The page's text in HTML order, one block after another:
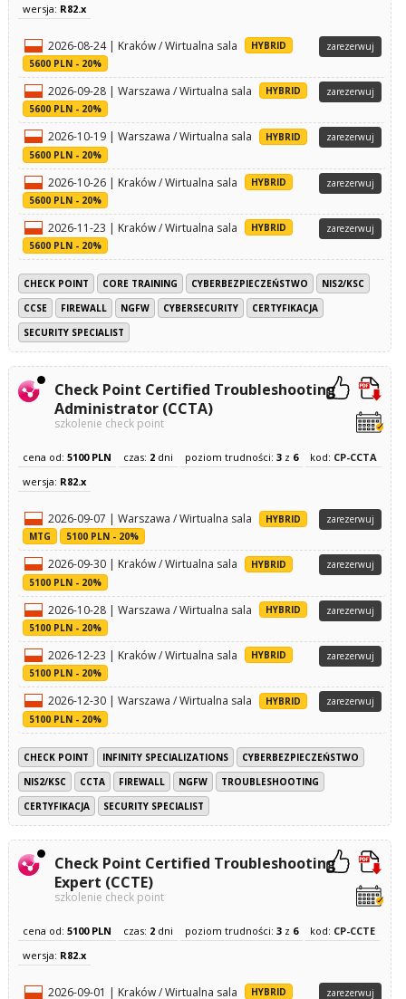
wersja: R82.x
2026-08-24 | Kraków / Wirtualna sala
HYBRID
5600 PLN - 20%
zarezerwuj
2026-09-28 | Warszawa / Wirtualna sala
HYBRID
5600 PLN - 20%
zarezerwuj
2026-10-19 | Warszawa / Wirtualna sala
HYBRID
5600 PLN - 20%
zarezerwuj
2026-10-26 | Kraków / Wirtualna sala
HYBRID
5600 PLN - 20%
zarezerwuj
2026-11-23 | Kraków / Wirtualna sala
HYBRID
5600 PLN - 20%
zarezerwuj
CHECK POINT CORE TRAINING CYBERBEZPIECZEŃSTWO
NIS2/KSC
CCSE
FIREWALL NGFW CYBERSECURITY
CERTYFIKACJA
SECURITY SPECIALIST
Check Point Certified Troubleshooting
Administrator (CCTA)
szkolenie check point
cena od: 5100 PLN czas: 2dni poziom trudności: 3z 6 kod: CP-CCTA
wersja: R82.x
2026-09-07 | Warszawa / Wirtualna sala
HYBRID
MTG
5100 PLN - 20%
zarezerwuj
2026-09-30 | Kraków / Wirtualna sala
HYBRID
5100 PLN - 20%
zarezerwuj
2026-10-28 | Warszawa / Wirtualna sala
HYBRID
5100 PLN - 20%
zarezerwuj
2026-12-23 | Kraków / Wirtualna sala
HYBRID
5100 PLN - 20%
zarezerwuj
2026-12-30 | Warszawa / Wirtualna sala
HYBRID
5100 PLN - 20%
zarezerwuj
CHECK POINT INFINITY SPECIALIZATIONS
CYBERBEZPIECZEŃSTWO
NIS2/KSC
CCTA FIREWALL NGFW
TROUBLESHOOTING
CERTYFIKACJA
SECURITY SPECIALIST
Check Point Certified Troubleshooting
Expert (CCTE)
szkolenie check point
cena od: 5100 PLN czas: 2dni poziom trudności: 3z 6 kod: CP-CCTE
wersja: R82.x
2026-09-01 | Kraków / Wirtualna sala HYBRID zarezerwuj